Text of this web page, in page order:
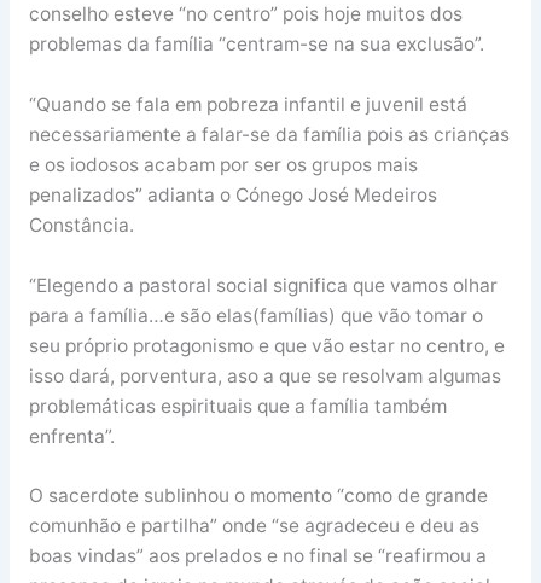
conselho esteve “no centro” pois hoje muitos dos
problemas da família “centram-se na sua exclusão”.
“Quando se fala em pobreza infantil e juvenil está
necessariamente a falar-se da família pois as crianças
e os iodosos acabam por ser os grupos mais
penalizados” adianta o Cónego José Medeiros
Constância.
“Elegendo a pastoral social significa que vamos olhar
para a família…e são elas(famílias) que vão tomar o
seu próprio protagonismo e que vão estar no centro, e
isso dará, porventura, aso a que se resolvam algumas
problemáticas espirituais que a família também
enfrenta”.
O sacerdote sublinhou o momento “como de grande
comunhão e partilha” onde “se agradeceu e deu as
boas vindas” aos prelados e no final se “reafirmou a